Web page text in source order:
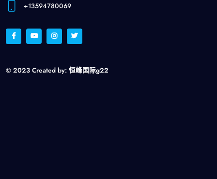
+13594780069
© 2023 Created by: 恒峰国际g22